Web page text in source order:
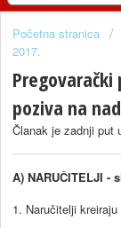
Početna stranica
2017.
poziva na
Članak je zadnji put
A) NARUČITELJI
1. Naručitelji